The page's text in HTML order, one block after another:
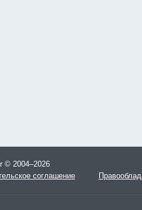
© 2004–2026
соглашение